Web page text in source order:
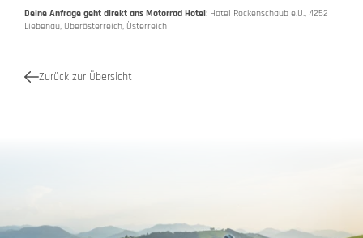
Deine Anfrage geht direkt ans Motorrad Hotel: Hotel Rockenschaub e.U., 4252
Liebenau, Oberösterreich, Österreich
Zurück zur Übersicht